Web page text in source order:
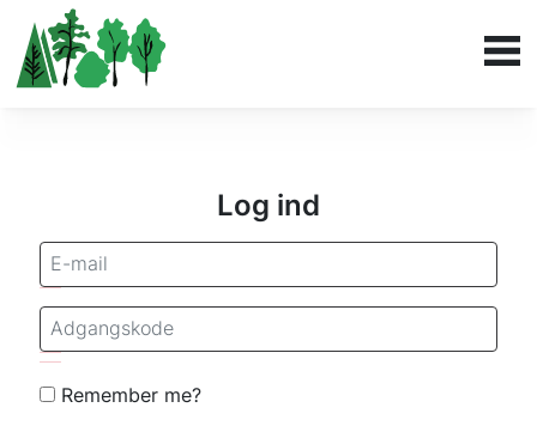
Log ind
Remember me?